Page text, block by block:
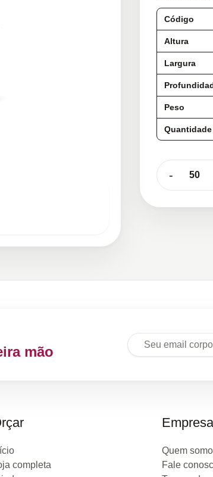
Código
Altura
Largura
Peso
-
mão
completa
Empresa
Quem
Fale